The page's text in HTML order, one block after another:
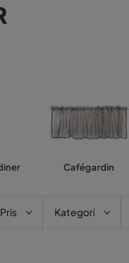
Cafégardin
Pris Kategori